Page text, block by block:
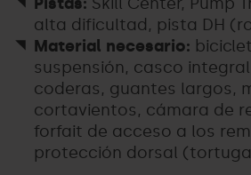
alta dificultad, pista DH
Material necesario:
suspensión, casco
coderas, guantes largos,
cortavientos, cámara de
forfait de acceso a los
protección dorsal